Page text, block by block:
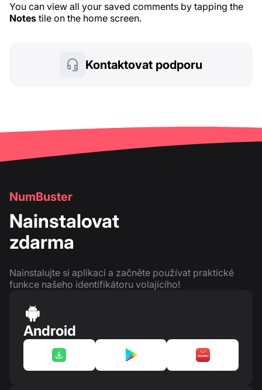
You can view all your saved comments by tapping the
Notes tile on the home screen.
Kontaktovat podporu
NumBuster
Nainstalovat
zdarma
Nainstalujte si aplikaci a začněte používat praktické
funkce našeho identifikátoru volajícího!
Android